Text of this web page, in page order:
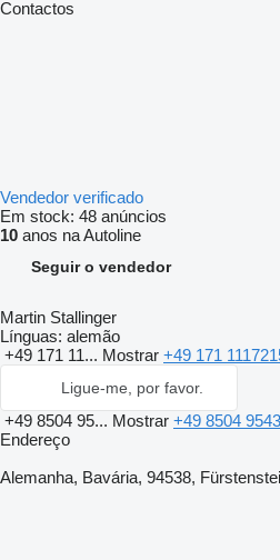
Contactos
Vendedor verificado
Em stock: 48 anúncios
10 anos na Autoline
Seguir o vendedor
Martin Stallinger
Línguas: alemão
+49 171 11... Mostrar +49 171
Ligue-me, por favor.
+49 8504 95... Mostrar +49 8504
Endereço
Alemanha, Bavária, 94538,